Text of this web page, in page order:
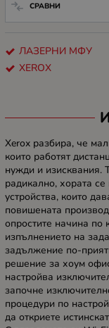
СРАВНИ
ЛАЗЕРНИ МФУ
XEROX
Xerox разбира, че
които работят
нужди и изисквания.
радикално, хората
устройства, които
повишената
опростите начина по
изпълнението на
задължение по-
решение за хоум
настройва
започне
процедури по
да откриете